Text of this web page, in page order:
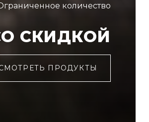
количество
СКИДКОЙ
ПРОДУКТЫ